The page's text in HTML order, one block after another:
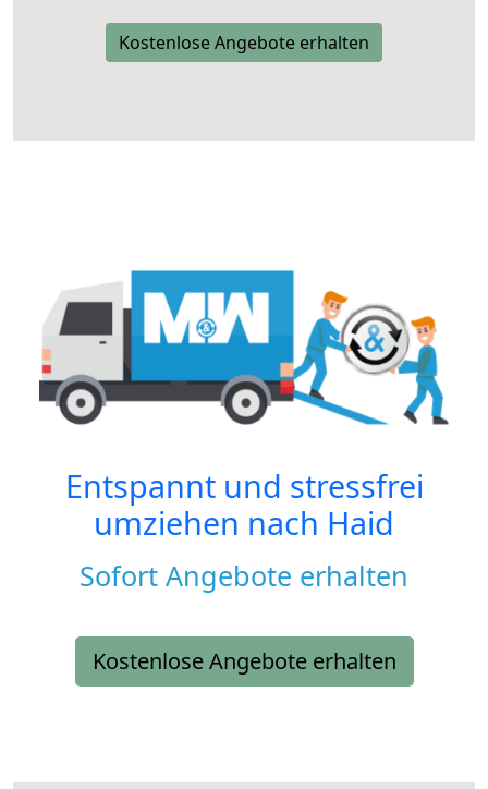
Kostenlose Angebote erhalten
Entspannt und stressfrei
umziehen nach Haid
Sofort Angebote erhalten
Kostenlose Angebote erhalten